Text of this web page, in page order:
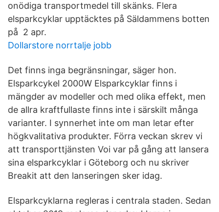
onödiga transportmedel till skänks. Flera
elsparkcyklar upptäcktes på Säldammens botten
på 2 apr.
Dollarstore norrtalje jobb
Det finns inga begränsningar, säger hon.
Elsparkcykel 2000W Elsparkcyklar finns i
mängder av modeller och med olika effekt, men
de allra kraftfullaste finns inte i särskilt många
varianter. I synnerhet inte om man letar efter
högkvalitativa produkter. Förra veckan skrev vi
att transporttjänsten Voi var på gång att lansera
sina elsparkcyklar i Göteborg och nu skriver
Breakit att den lanseringen sker idag.
Elsparkcyklarna regleras i centrala staden. Sedan